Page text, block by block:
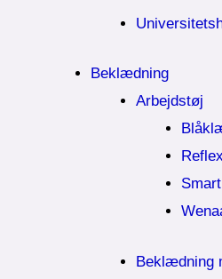
Beklædning
Arbejdstøj
Beklædning